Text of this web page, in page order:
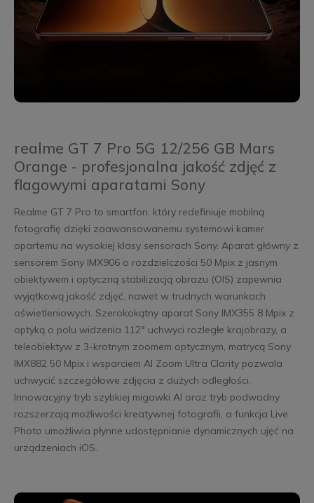
realme GT 7 Pro 5G 12/256 GB Mars
Orange - profesjonalna jakość zdjęć z
flagowymi aparatami Sony
Realme GT 7 Pro to smartfon, który redefiniuje mobilną
fotografię dzięki zaawansowanemu systemowi kamer
opartemu na wysokiej klasy sensorach Sony. Aparat główny z
sensorem Sony IMX906 o rozdzielczości 50 Mpix z jasnym
obiektywem i optyczną stabilizacją obrazu (OIS) zapewnia
wyjątkową jakość zdjęć, nawet w trudnych warunkach
oświetleniowych. Szerokokątny aparat Sony IMX355 8 Mpix z
optyką o polu widzenia 112° uchwyci rozległe krajobrazy, a
teleobiektyw z 3-krotnym zoomem optycznym, matrycą Sony
IMX882 50 Mpix i wsparciem AI Zoom Ultra Clarity pozwala
uchwycić szczegółowe zdjęcia z dużych odległości.
Innowacyjny tryb szybkiej migawki AI oraz tryb podwodny
rozszerzają możliwości kreatywnej fotografii, a funkcja Live
Photo umożliwia płynne udostępnianie dynamicznych ujęć na
urządzeniach iOS.